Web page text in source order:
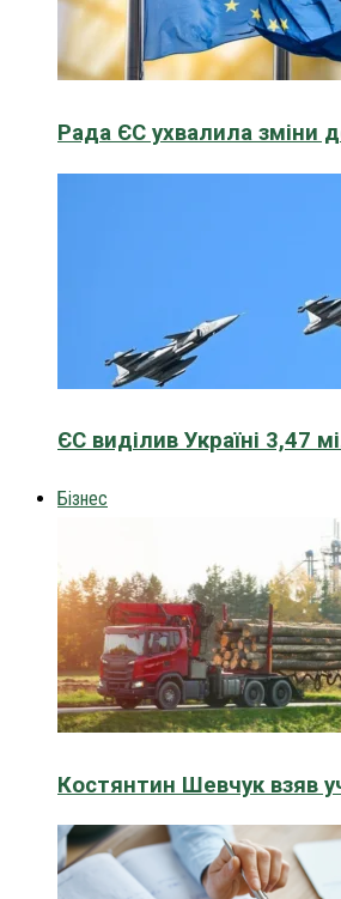
Рада ЄС ухвалила зміни
ЄС виділив Україні 3,47
Бізнес
Костянтин Шевчук взяв